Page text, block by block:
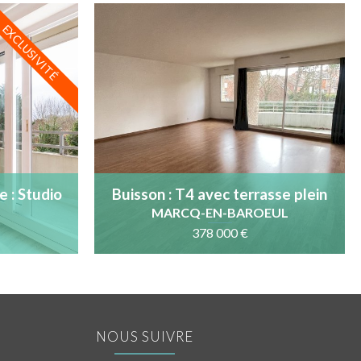
EXCLUSIVITÉ
: Studio
3ème
Buisson : T4 avec terrasse plein
Sud, garage boxe au calme
MARCQ-EN-BAROEUL
378 000 €
NOUS SUIVRE